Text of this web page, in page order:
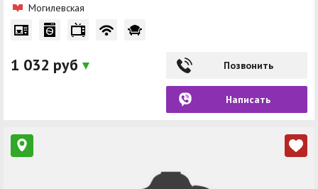
Могилевская
1 032 руб Позвонить
Написать